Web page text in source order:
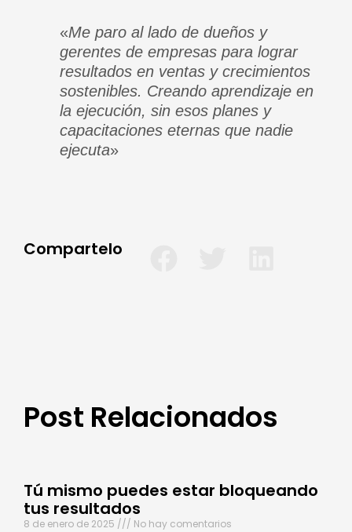
«Me paro al lado de dueños y
gerentes de empresas para lograr
resultados en ventas y crecimientos
sostenibles. Creando aprendizaje en
la ejecución, sin esos planes y
capacitaciones eternas que nadie
ejecuta»
Compartelo
Post Relacionados
Tú mismo puedes estar bloqueando
tus resultados
8 de enero de 2025 No hay comentarios